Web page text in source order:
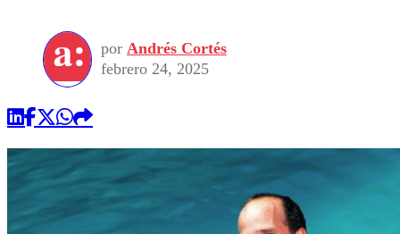
por Andrés Cortés
febrero 24, 2025